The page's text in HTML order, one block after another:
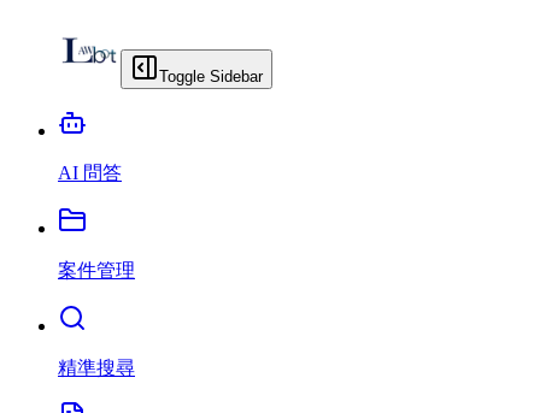
Toggle Sidebar
AI 問答
案件管理
精準搜尋